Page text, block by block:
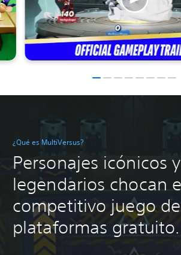
¿Qué es MultiVersus?
Personajes icónicos
legendarios chocan
competitivo juego
plataformas gratuito.